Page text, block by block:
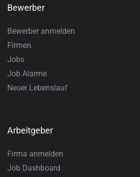
Bewerber
Bewerber anmelden
Firmen
Jobs
Job Alarme
Neuer Lebenslauf
Arbeitgeber
Firma anmelden
Job Dashboard